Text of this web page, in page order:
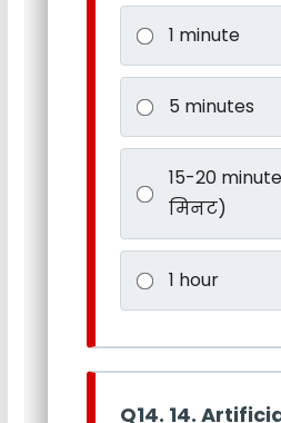
1 minute
5 minutes
15-20
मिनट)
1 hour
Q14. 14.